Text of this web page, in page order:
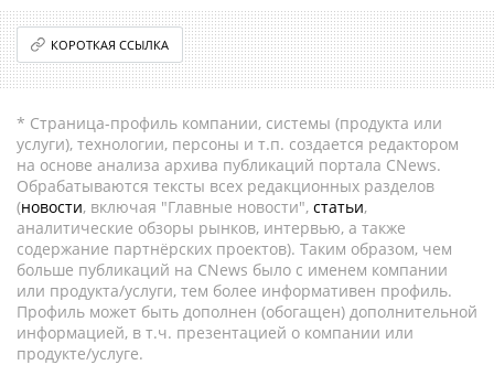
КОРОТКАЯ ССЫЛКА
* Страница-профиль компании, системы (продукта или
услуги), технологии, персоны и т.п. создается редактором
на основе анализа архива публикаций портала CNews.
Обрабатываются тексты всех редакционных разделов
(новости, включая "Главные новости", статьи,
аналитические обзоры рынков, интервью, а также
содержание партнёрских проектов). Таким образом, чем
больше публикаций на CNews было с именем компании
или продукта/услуги, тем более информативен профиль.
Профиль может быть дополнен (обогащен) дополнительной
информацией, в т.ч. презентацией о компании или
продукте/услуге.